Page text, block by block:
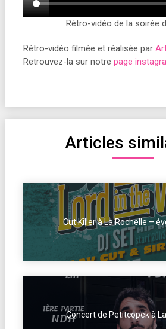
Rétro-vidéo de la soirée
Rétro-vidéo filmée et réalisée par
Retrouvez-la sur notre page
Articles
Cut Killer à La Rochelle –
Concert de Petitcopek à